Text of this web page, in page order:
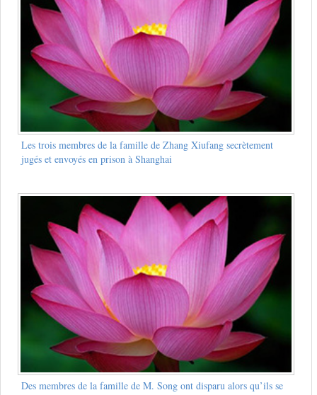
Les trois membres de la famille de Zhang Xiufang secrètement
jugés et envoyés en prison à Shanghai
Des membres de la famille de M. Song ont disparu alors qu’ils se